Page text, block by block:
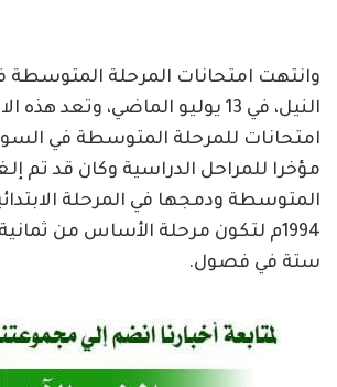
وانتهت امتحانات المرحلة المتوسطة
النيل، في 13 يوليو الماضي، وتعد
امتحانات للمرحلة المتوسطة في
مؤخرا للمراحل الدراسية وكان قد تم
المتوسطة ودمجها في المرحلة
1994م لتكون مرحلة الأساس من
ستة في فصول.